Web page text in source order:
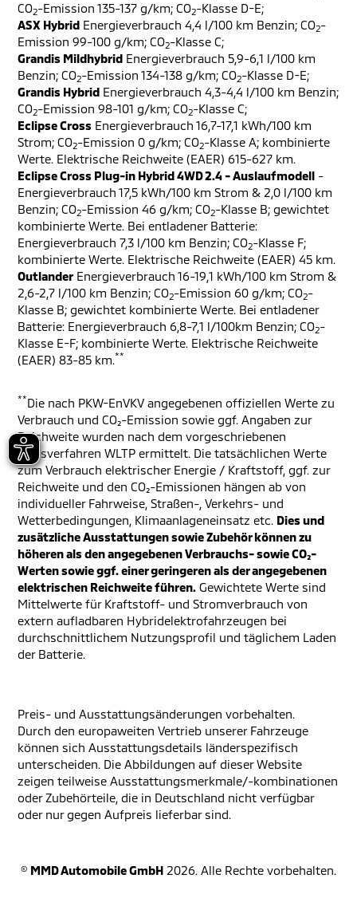
CO2-Emission 135-137 g/km; CO2-Klasse D-E;
ASX Hybrid Energieverbrauch 4,4 l/100 km Benzin; CO2-
Emission 99-100 g/km; CO2-Klasse C;
Grandis Mildhybrid Energieverbrauch 5,9-6,1 l/100 km
Benzin; CO2-Emission 134-138 g/km; CO2-Klasse D-E;
Grandis Hybrid Energieverbrauch 4,3-4,4 l/100 km Benzin;
CO2-Emission 98-101 g/km; CO2-Klasse C;
Eclipse Cross Energieverbrauch 16,7-17,1 kWh/100 km
Strom; CO2-Emission 0 g/km; CO2-Klasse A; kombinierte
Werte. Elektrische Reichweite (EAER) 615-627 km.
Eclipse Cross Plug-in Hybrid 4WD 2.4 - Auslaufmodell -
Energieverbrauch 17,5 kWh/100 km Strom & 2,0 l/100 km
Benzin; CO2-Emission 46 g/km; CO2-Klasse B; gewichtet
kombinierte Werte. Bei entladener Batterie:
Energieverbrauch 7,3 l/100 km Benzin; CO2-Klasse F;
kombinierte Werte. Elektrische Reichweite (EAER) 45 km.
Outlander Energieverbrauch 16-19,1 kWh/100 km Strom &
2,6-2,7 l/100 km Benzin; CO2-Emission 60 g/km; CO2-
Klasse B; gewichtet kombinierte Werte. Bei entladener
Batterie: Energieverbrauch 6,8-7,1 l/100km Benzin; CO2-
Klasse E-F; kombinierte Werte. Elektrische Reichweite
(EAER) 83-85 km.**
**Die nach PKW-EnVKV angegebenen offiziellen Werte zu
Verbrauch und CO₂-Emission sowie ggf. Angaben zur
Reichweite wurden nach dem vorgeschriebenen
Messverfahren WLTP ermittelt. Die tatsächlichen Werte
zum Verbrauch elektrischer Energie / Kraftstoff, ggf. zur
Reichweite und den CO₂-Emissionen hängen ab von
individueller Fahrweise, Straßen-, Verkehrs- und
Wetterbedingungen, Klimaanlageneinsatz etc. Dies und
zusätzliche Ausstattungen sowie Zubehör können zu
höheren als den angegebenen Verbrauchs- sowie CO₂-
Werten sowie ggf. einer geringeren als der angegebenen
elektrischen Reichweite führen. Gewichtete Werte sind
Mittelwerte für Kraftstoff- und Stromverbrauch von
extern aufladbaren Hybridelektrofahrzeugen bei
durchschnittlichem Nutzungsprofil und täglichem Laden
der Batterie.
Preis- und Ausstattungsänderungen vorbehalten.
Durch den europaweiten Vertrieb unserer Fahrzeuge
können sich Ausstattungsdetails länderspezifisch
unterscheiden. Die Abbildungen auf dieser Website
zeigen teilweise Ausstattungsmerkmale/-kombinationen
oder Zubehörteile, die in Deutschland nicht verfügbar
oder nur gegen Aufpreis lieferbar sind.
© MMD Automobile GmbH 2026. Alle Rechte vorbehalten.